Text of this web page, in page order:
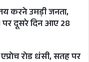
करने उमड़ी जनता,
पर दूसरे दिन आए 28
रोड धंसी, सतह पर